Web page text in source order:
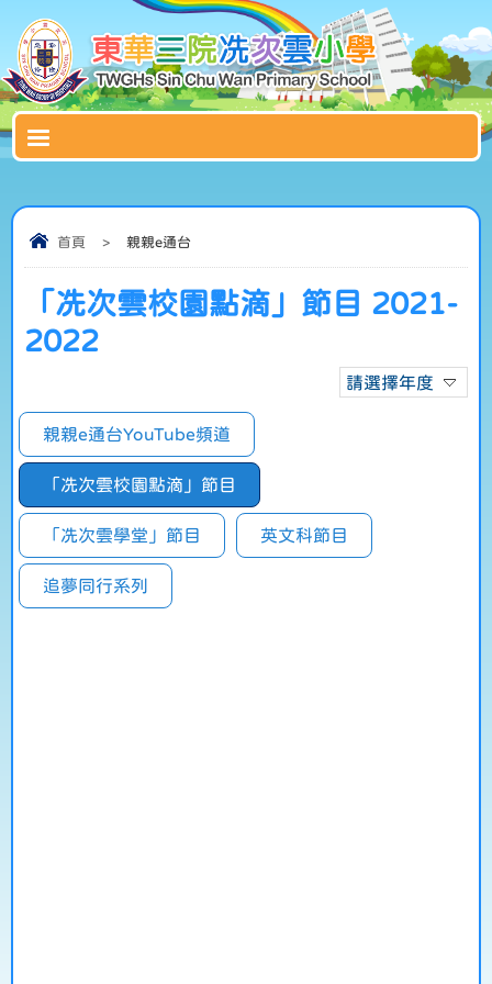
首頁 > 親親e通台
「冼次雲校園點滴」節目 2021-
2022
請選擇年度
親親e通台YouTube頻道
「冼次雲校園點滴」節目
「冼次雲學堂」節目 英文科節目
追夢同行系列